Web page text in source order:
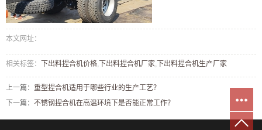
本文网址：
相关标签： 下出料捏合机价格,下出料捏合机厂家,下出料捏合机生产厂家
上一篇： 重型捏合机适用于哪些行业的生产工艺？
下一篇： 不锈钢捏合机在高温环境下是否能正常工作？